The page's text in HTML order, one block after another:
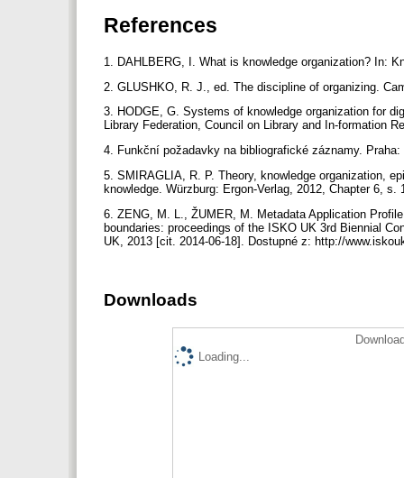
References
1. DAHLBERG, I. What is knowledge organization? In:
2. GLUSHKO, R. J., ed. The discipline of organizing.
3. HODGE, G. Systems of knowledge organization for
Library Federation, Council on Library and In-formation
4. Funkční požadavky na bibliografické záznamy.
5. SMIRAGLIA, R. P. Theory, knowledge organization,
knowledge. Würzburg: Ergon-Verlag, 2012, Chapter 6,
6. ZENG, M. L., ŽUMER, M. Metadata Application
boundaries: proceedings of the ISKO UK 3rd Biennial
UK, 2013 [cit. 2014-06-18]. Dostupné z: http://
Downloads
Loading...